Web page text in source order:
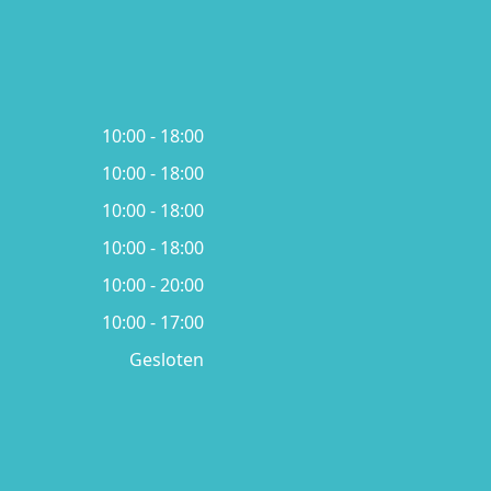
10:00 - 18:00
10:00 - 18:00
10:00 - 18:00
10:00 - 18:00
10:00 - 20:00
10:00 - 17:00
Gesloten